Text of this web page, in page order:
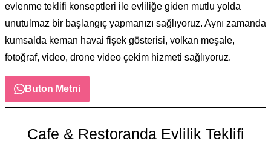
evlenme teklifi konseptleri ile evliliğe giden mutlu yolda
unutulmaz bir başlangıç yapmanızı sağlıyoruz. Aynı zamanda
kumsalda keman havai fişek gösterisi, volkan meşale,
fotoğraf, video, drone video çekim hizmeti sağlıyoruz.
Buton Metni
Cafe & Restoranda Evlilik Teklifi